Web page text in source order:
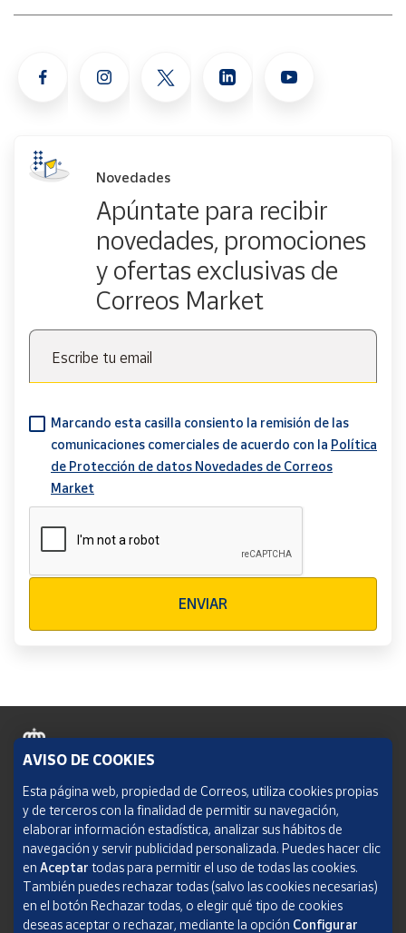
Novedades
Apúntate para recibir
novedades, promociones
y ofertas exclusivas de
Correos Market
Escribe tu email
Marcando esta casilla consiento la remisión de las
comunicaciones comerciales de acuerdo con la Política
de Protección de datos Novedades de Correos
Market
ENVIAR
Política de cookies
Aviso legal
Condiciones del servicio
Política de Privacidad Web
AVISO DE COOKIES
Esta página web, propiedad de Correos, utiliza cookies propias
y de terceros con la finalidad de permitir su navegación,
elaborar información estadística, analizar sus hábitos de
navegación y servir publicidad personalizada. Puedes hacer clic
en Aceptar todas para permitir el uso de todas las cookies.
También puedes rechazar todas (salvo las cookies necesarias)
en el botón Rechazar todas, o elegir qué tipo de cookies
deseas aceptar o rechazar, mediante la opción Configurar